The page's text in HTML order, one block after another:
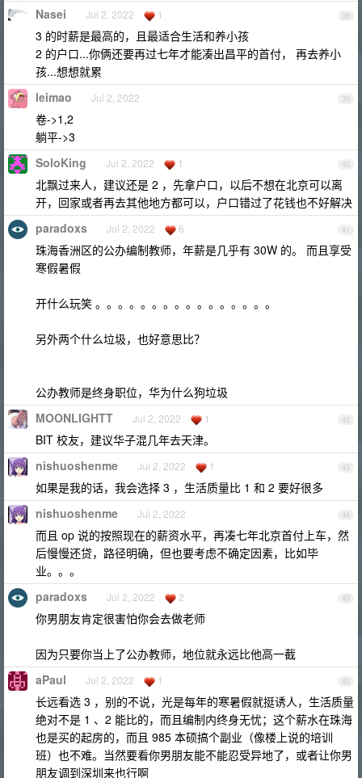
38
Nasei Jul 2, 2022 1
3 的时薪是最高的，且最适合生活和养小孩
2 的户口...你俩还要再过七年才能凑出昌平的首付， 再去养小
孩...想想就累
39
leimao Jul 2, 2022
卷->1,2
躺平->3
40
SoloKing Jul 2, 2022 1
北飘过来人，建议还是 2 ，先拿户口，以后不想在北京可以离
开，回家或者再去其他地方都可以，户口错过了花钱也不好解决
41
paradoxs Jul 2, 2022 6
珠海香洲区的公办编制教师，年薪是几乎有 30W 的。 而且享受
寒假暑假
开什么玩笑 。。。。。。。。。。。。。。。。
另外两个什么垃圾，也好意思比？
公办教师是终身职位，华为什么狗垃圾
42
MOONLIGHTT Jul 2, 2022 1
BIT 校友，建议华子混几年去天津。
43
nishuoshenme Jul 2, 2022 1
如果是我的话，我会选择 3 ，生活质量比 1 和 2 要好很多
44
nishuoshenme Jul 2, 2022
而且 op 说的按照现在的薪资水平，再凑七年北京首付上车，然
后慢慢还贷，路径明确，但也要考虑不确定因素，比如毕
业。。。
45
paradoxs Jul 2, 2022 2
你男朋友肯定很害怕你会去做老师
因为只要你当上了公办教师，地位就永远比他高一截
46
aPaul Jul 2, 2022 1
长远看选 3 ，别的不说，光是每年的寒暑假就挺诱人，生活质量
绝对不是 1 、2 能比的，而且编制内终身无忧；这个薪水在珠海
也是买的起房的，而且 985 本硕搞个副业（像楼上说的培训
班）也不难。当然要看你男朋友能不能忍受异地了，或者让你男
朋友调到深圳来也行啊